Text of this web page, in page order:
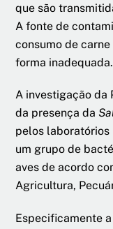
que são
A fonte de
consumo de
forma inadequada.
A investigação da
da presença da
pelos laboratórios
um grupo de
aves de acordo
Agricultura,
Especificamente